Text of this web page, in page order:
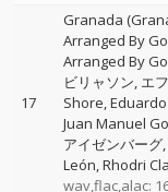
17
Granada
Arranged By
Arranged By
ビリャソン エ
Shore
Juan Manuel
アイゼンバーグ
León Rhodri
wav,flac,alac: